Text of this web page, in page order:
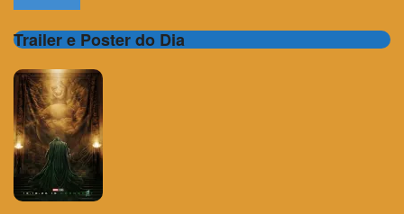
Trailer e Poster do Dia